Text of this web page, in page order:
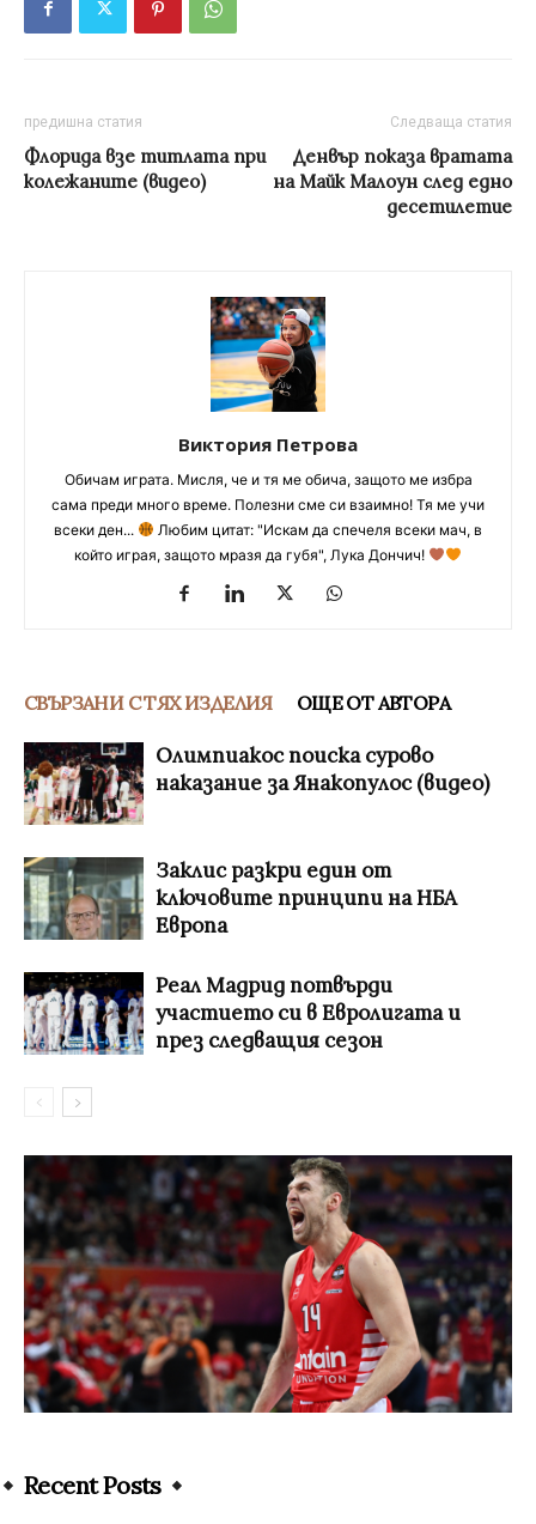
предишна статия
Флорида взе титлата при
колежаните (видео)
Следваща статия
Денвър показа вратата
на Майк Малоун след едно
десетилетие
Виктория Петрова
Обичам играта. Мисля, че и тя ме обича, защото ме избра
сама преди много време. Полезни сме си взаимно! Тя ме учи
всеки ден...
Любим цитат: "Искам да спечеля всеки мач, в
който играя, защото мразя да губя", Лука Дончич!
СВЪРЗАНИ С ТЯХ ИЗДЕЛИЯ ОЩЕ ОТ АВТОРА
Олимпиакос поиска сурово
наказание за Янакопулос (видео)
Заклис разкри един от
ключовите принципи на НБА
Европа
Реал Мадрид потвърди
участието си в Евролигата и
през следващия сезон
Recent Posts